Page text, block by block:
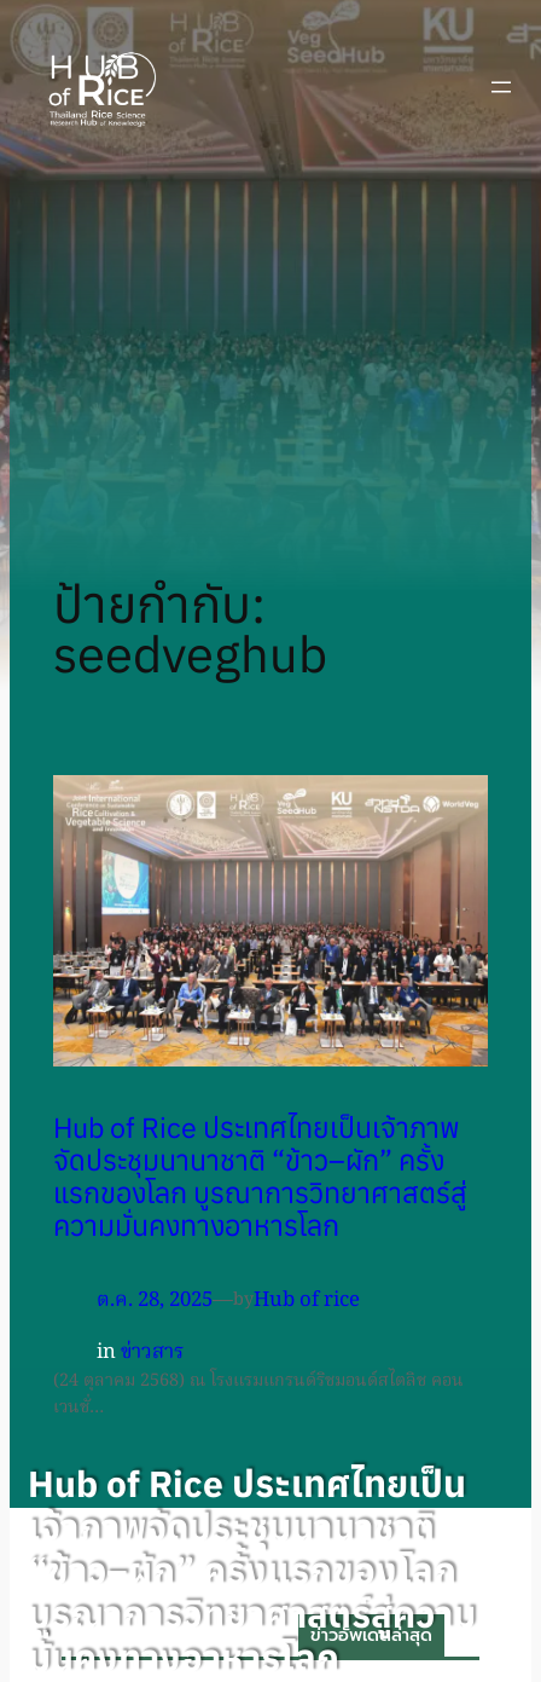
ข้าม
ไป
ยัง
เนื้อหา
Hub of Rice ประเทศไทยเป็น
เจ้าภาพจัดประชุมนานาชาติ
“ข้าว–ผัก” ครั้งแรกของโลก
บูรณาการวิทยาศาสตร์สู่ความ
มั่นคงทางอาหารโลก
ป้ายกำกับ:
seedveghub
Hub of Rice ประเทศไทยเป็นเจ้าภาพ
จัดประชุมนานาชาติ “ข้าว–ผัก” ครั้ง
แรกของโลก บูรณาการวิทยาศาสตร์สู่
ความมั่นคงทางอาหารโลก
ต.ค. 28, 2025—byHub of rice
inข่าวสาร
(24 ตุลาคม 2568) ณ โรงแรมแกรนด์ริชมอนด์สไตลิช คอน
เวนชั่…
ข่าวอัพเดดล่าสุด